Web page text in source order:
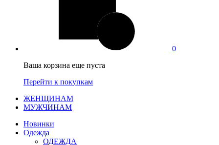
0
Ваша корзина еще пуста
Перейти к покупкам
ЖЕНЩИНАМ
МУЖЧИНАМ
Новинки
Одежда
ОДЕЖДА